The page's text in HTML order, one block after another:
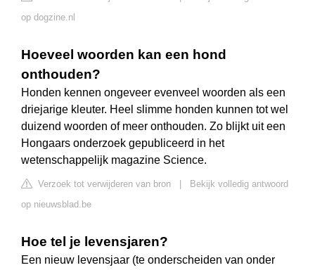
op dogzine.nl
Hoeveel woorden kan een hond
onthouden?
Honden kennen ongeveer evenveel woorden als een
driejarige kleuter. Heel slimme honden kunnen tot wel
duizend woorden of meer onthouden. Zo blijkt uit een
Hongaars onderzoek gepubliceerd in het
wetenschappelijk magazine Science.
Verzoek tot verwijderen van bron
Bekijk volledig antwoord
op nieuwsblad.be
Hoe tel je levensjaren?
Een nieuw levensjaar (te onderscheiden van onder